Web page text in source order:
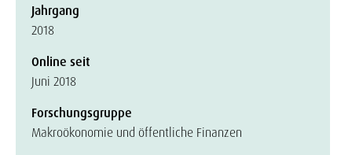
Jahrgang
2018
Online seit
Juni 2018
Forschungsgruppe
Makroökonomie und öffentliche Finanzen